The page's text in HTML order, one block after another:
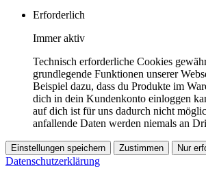
Erforderlich
Immer aktiv
Technisch erforderliche Cookies
grundlegende Funktionen unserer
Beispiel dazu, dass du Produkte im
dich in dein Kundenkonto einloggen
auf dich ist für uns dadurch nicht
anfallende Daten werden niemals an
Einstellungen speichern Zustimmen Nur
Datenschutzerklärung